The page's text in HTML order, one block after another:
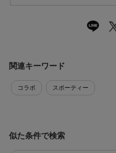
関連キーワード
コラボ スポーティー
似た条件で検索